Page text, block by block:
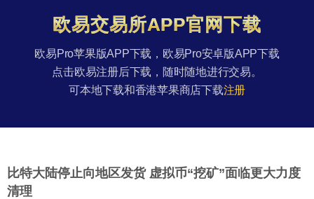
欧易交易所APP官网下载
欧易Pro苹果版APP下载，欧易Pro安卓版APP下载
点击欧易注册后下载，随时随地进行交易。
可本地下载和香港苹果商店下载注册
比特大陆停止向地区发货 虚拟币“挖矿”面临更大力度
清理